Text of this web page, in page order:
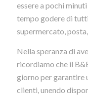
essere a pochi
tempo godere di
supermercato,
Nella speranza di
ricordiamo che il
giorno per garantire
clienti, unendo